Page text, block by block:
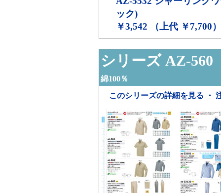
ック)
￥3,542 （上代 ￥7,700）
シリーズ AZ-560
綿100％
このシリーズの詳細を見る ・